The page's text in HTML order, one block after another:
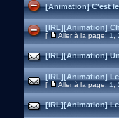
[Animation] C'est
[IRL][Animation]
[ Aller à la page:1,
[IRL][Animation]
[IRL][Animation]
[ Aller à la page:1,
[IRL][Animation]